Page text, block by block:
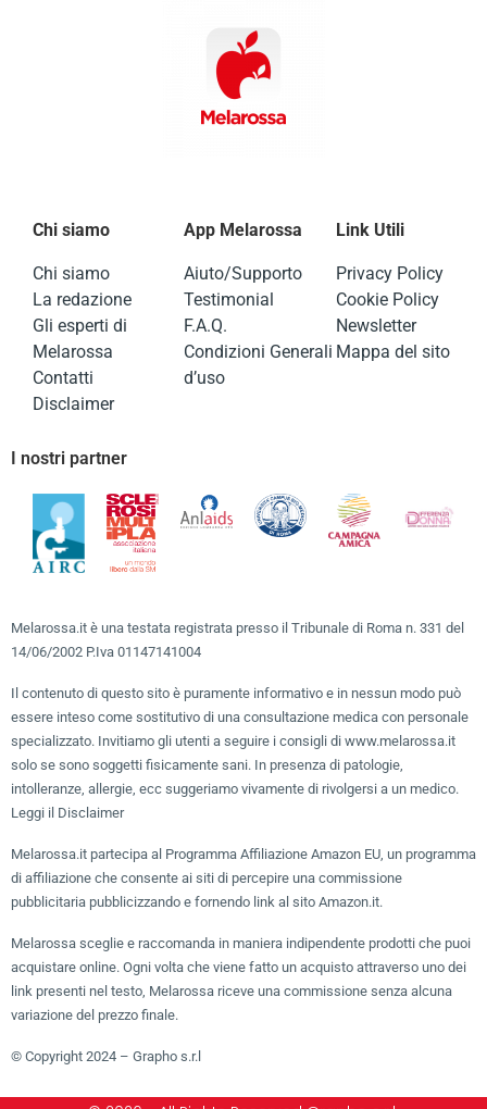
Chi siamo
Chi siamo
La redazione
Gli esperti di
Melarossa
Contatti
Disclaimer
App Melarossa
Aiuto/Supporto
Testimonial
F.A.Q.
Condizioni Generali
d’uso
Link Utili
Privacy Policy
Cookie Policy
Newsletter
Mappa del sito
I nostri partner
Melarossa.it è una testata registrata presso il Tribunale di Roma n. 331 del
14/06/2002 P.Iva 01147141004
Il contenuto di questo sito è puramente informativo e in nessun modo può
essere inteso come sostitutivo di una consultazione medica con personale
specializzato. Invitiamo gli utenti a seguire i consigli di www.melarossa.it
solo se sono soggetti fisicamente sani. In presenza di patologie,
intolleranze, allergie, ecc suggeriamo vivamente di rivolgersi a un medico.
Leggi il Disclaimer
Melarossa.it partecipa al Programma Affiliazione Amazon EU, un programma
di affiliazione che consente ai siti di percepire una commissione
pubblicitaria pubblicizzando e fornendo link al sito Amazon.it.
Melarossa sceglie e raccomanda in maniera indipendente prodotti che puoi
acquistare online. Ogni volta che viene fatto un acquisto attraverso uno dei
link presenti nel testo, Melarossa riceve una commissione senza alcuna
variazione del prezzo finale.
© Copyright 2024 – Grapho s.r.l